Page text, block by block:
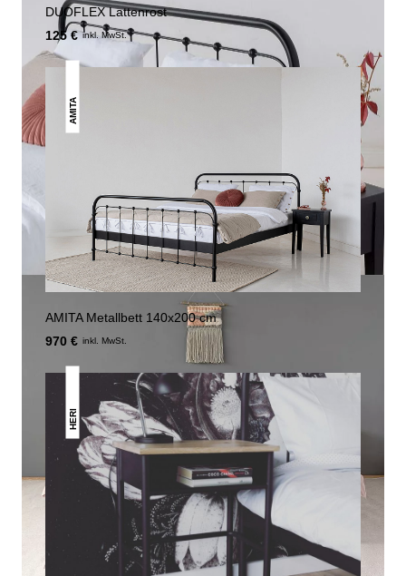
DUOFLEX Lattenrost
125 € inkl. MwSt.
AMITA
AMITA Metallbett 140x200 cm
970 € inkl. MwSt.
HERI